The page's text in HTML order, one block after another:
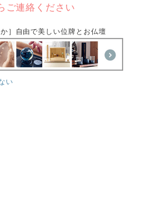
ご連絡ください
］自由で美しい位牌とお仏壇
い